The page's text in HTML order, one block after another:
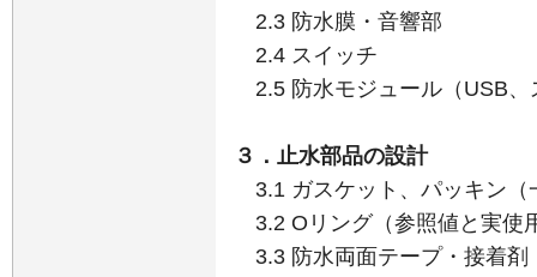
2.3 防水膜・音響部
2.4 スイッチ
2.5 防水モジュール（USB、
３．止水部品の設計
3.1 ガスケット、パッキン（
3.2 Oリング（参照値と実使
3.3 防水両面テープ・接着剤